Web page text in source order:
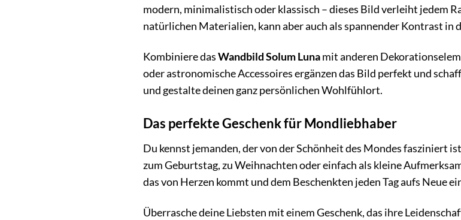
modern, minimalistisch oder klassisch – dieses Bild verleiht jedem
natürlichen Materialien, kann aber auch als spannender Kontrast in
Kombiniere dasWandbild Solum Lunamit anderen
oder astronomische Accessoires ergänzen das Bild perfekt und
und gestalte deinen ganz persönlichen Wohlfühlort.
Das perfekte Geschenk für Mondliebhaber
Du kennst jemanden, der von der Schönheit des Mondes fasziniert
zum Geburtstag, zu Weihnachten oder einfach als kleine
das von Herzen kommt und dem Beschenkten jeden Tag aufs Neue
Überrasche deine Liebsten mit einem Geschenk, das ihre